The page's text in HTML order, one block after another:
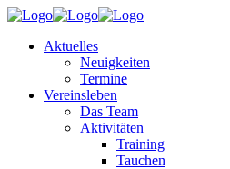
Aktuelles
Neuigkeiten
Termine
Vereinsleben
Das Team
Aktivitäten
Training
Tauchen